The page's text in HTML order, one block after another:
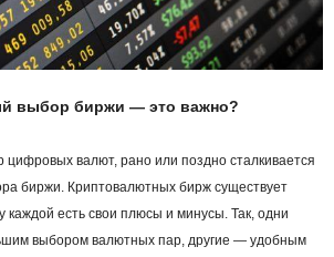
выбор биржи — это важно?
валют, рано или поздно сталкивается
биржи. Криптовалютных бирж существует
каждой есть свои плюсы и минусы. Так, одни
выбором валютных пар, другие — удобным